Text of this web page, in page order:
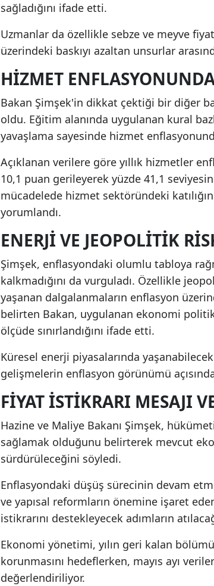
sağladığını ifade etti.
Uzmanlar da özellikle sebze ve meyve
üzerindeki baskıyı azaltan unsurlar
HIZMET
Bakan Şimşek'in dikkat çektiği bir diğer
oldu. Eğitim alanında uygulanan kural
yavaşlama sayesinde hizmet
Açıklanan verilere göre yıllık hizmetler
10,1 puan gerileyerek yüzde 41,1
mücadelede hizmet sektöründeki
yorumlandı.
ENERJI VE JEOPOLITIK
Şimşek, enflasyondaki olumlu tabloya
kalkmadığını da vurguladı. Özellikle
yaşanan dalgalanmaların enflasyon
belirten Bakan, uygulanan ekonomi
ölçüde sınırlandığını ifade etti.
Küresel enerji piyasalarında
gelişmelerin enflasyon görünümü
FIYAT ISTIKRARI MESAJI
Hazine ve Maliye Bakanı Şimşek,
sağlamak olduğunu belirterek mevcut
sürdürüleceğini söyledi.
Enflasyondaki düşüş sürecinin devam
ve yapısal reformların önemine işaret
istikrarını destekleyecek adımların
Ekonomi yönetimi, yılın geri kalan
korunmasını hedeflerken, mayıs ayı
değerlendiriliyor.